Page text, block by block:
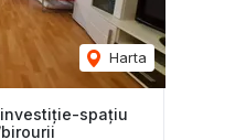
Harta
spațiu